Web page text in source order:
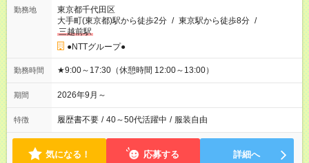
勤務地
東京都千代田区
大手町(東京都)駅から徒歩2分 / 東京駅から徒歩8分 /
三越前駅
●NTTグループ●
勤務時間 ★9:00～17:30（休憩時間 12:00～13:00）
期間 2026年9月～
特徴 履歴書不要 / 40～50代活躍中 / 服装自由
気になる！ 応募する 詳細へ